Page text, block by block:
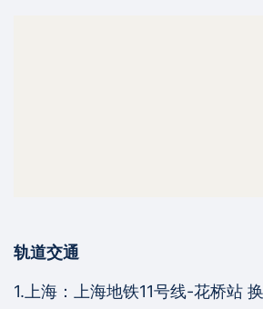
轨道交通
1.上海：上海地铁11号线-花桥站